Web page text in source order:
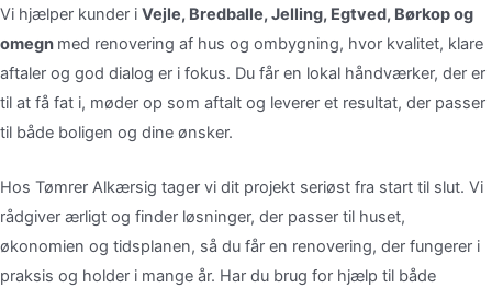
Vi hjælper kunder i Vejle, Bredballe, Jelling, Egtved, Børkopog
omegn med renovering af hus og ombygning, hvor kvalitet, klare
aftaler og god dialog er i fokus. Du får en lokal håndværker, der er
til at få fat i, møder op som aftalt og leverer et resultat, der passer
til både boligen og dine ønsker.
Hos Tømrer Alkærsig tager vi dit projekt seriøst fra start til slut. Vi
rådgiver ærligt og finder løsninger, der passer til huset,
økonomien og tidsplanen, så du får en renovering, der fungerer i
praksis og holder i mange år. Har du brug for hjælp til både